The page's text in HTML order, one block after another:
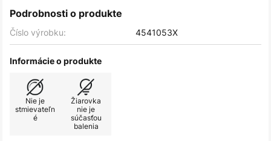
Podrobnosti o produkte
Číslo výrobku: 4541053X
Informácie o produkte
Nie je
stmievateľn
é
Žiarovka
nie je
súčasťou
balenia